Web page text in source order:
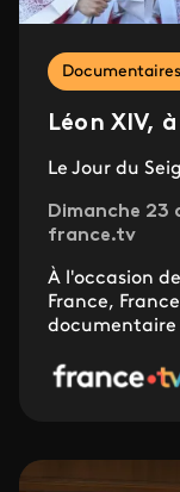
Léon XIV,
Le Jour du
Dimanche 23
france.tv
À l'occasion
France,
documentaire